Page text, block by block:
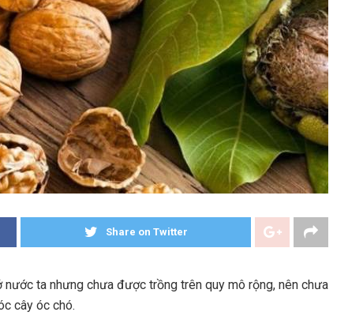
Share on Twitter
ta nhưng chưa được trồng trên quy mô rộng, nên chưa
cây óc chó.